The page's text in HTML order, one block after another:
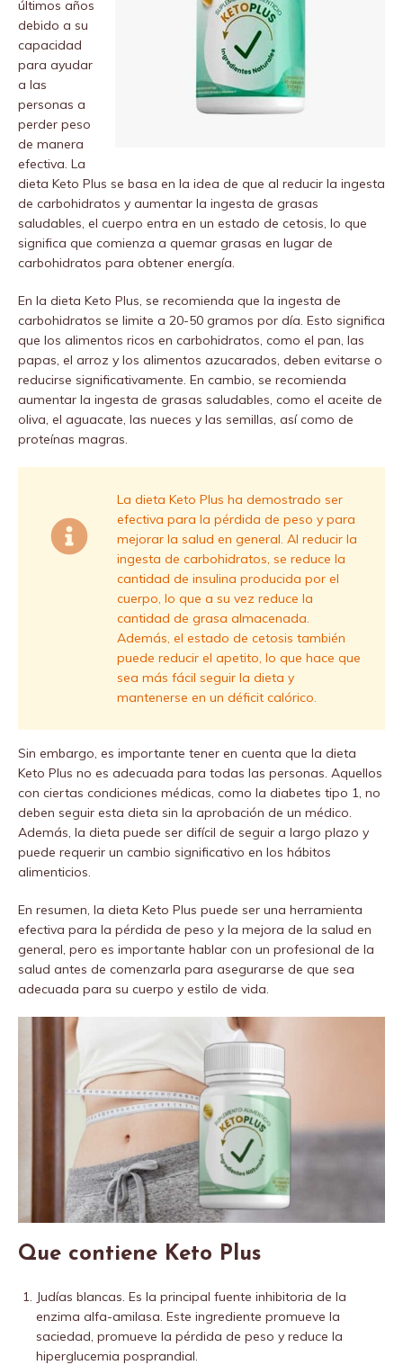
últimos años
debido a su
capacidad
para ayudar
a las
personas a
perder peso
de manera
efectiva. La
dieta Keto Plus se basa en la idea de que al reducir la ingesta
de carbohidratos y aumentar la ingesta de grasas
saludables, el cuerpo entra en un estado de cetosis, lo que
significa que comienza a quemar grasas en lugar de
carbohidratos para obtener energía.
En la dieta Keto Plus, se recomienda que la ingesta de
carbohidratos se limite a 20-50 gramos por día. Esto significa
que los alimentos ricos en carbohidratos, como el pan, las
papas, el arroz y los alimentos azucarados, deben evitarse o
reducirse significativamente. En cambio, se recomienda
aumentar la ingesta de grasas saludables, como el aceite de
oliva, el aguacate, las nueces y las semillas, así como de
proteínas magras.
La dieta Keto Plus ha demostrado ser
efectiva para la pérdida de peso y para
mejorar la salud en general. Al reducir la
ingesta de carbohidratos, se reduce la
cantidad de insulina producida por el
cuerpo, lo que a su vez reduce la
cantidad de grasa almacenada.
Además, el estado de cetosis también
puede reducir el apetito, lo que hace que
sea más fácil seguir la dieta y
mantenerse en un déficit calórico.
Sin embargo, es importante tener en cuenta que la dieta
Keto Plus no es adecuada para todas las personas. Aquellos
con ciertas condiciones médicas, como la diabetes tipo 1, no
deben seguir esta dieta sin la aprobación de un médico.
Además, la dieta puede ser difícil de seguir a largo plazo y
puede requerir un cambio significativo en los hábitos
alimenticios.
En resumen, la dieta Keto Plus puede ser una herramienta
efectiva para la pérdida de peso y la mejora de la salud en
general, pero es importante hablar con un profesional de la
salud antes de comenzarla para asegurarse de que sea
adecuada para su cuerpo y estilo de vida.
Que contiene Keto Plus
Judías blancas. Es la principal fuente inhibitoria de la
enzima alfa-amilasa. Este ingrediente promueve la
saciedad, promueve la pérdida de peso y reduce la
hiperglucemia posprandial.